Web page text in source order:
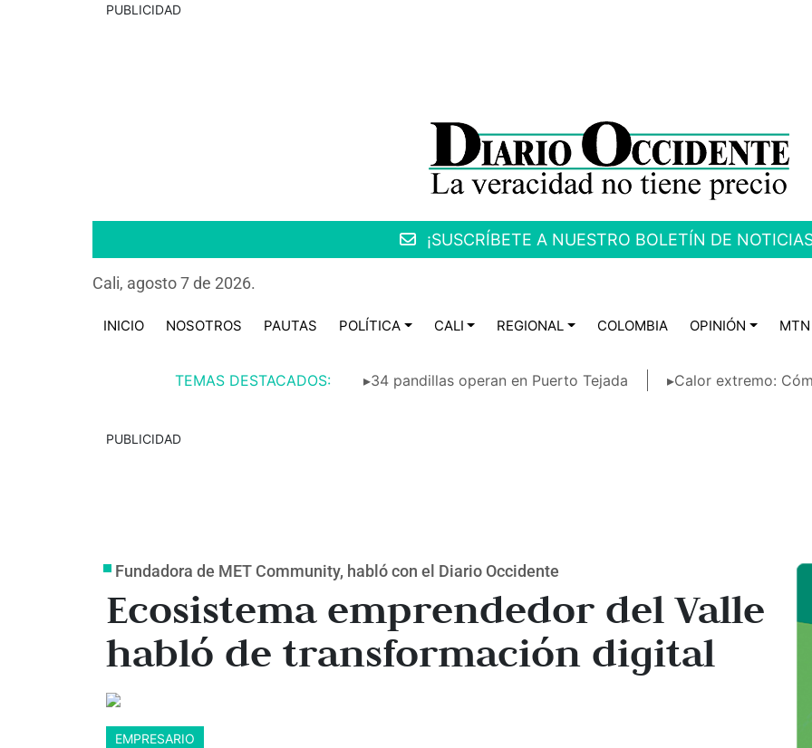
PUBLICIDAD
¡SUSCRÍBETE A NUESTRO BOLETÍN DE
Cali, agosto 7 de 2026.
INICIO NOSOTROS PAUTAS POLÍTICA CALI REGIONAL COLOMBIA OPINIÓN MTN
TEMAS DESTACADOS: ▸34 pandillas operan en Puerto Tejada ▸Calor extremo:
PUBLICIDAD
Fundadora de MET Community, habló con el Diario Occidente
Ecosistema emprendedor del Valle
habló de transformación digital
EMPRESARIO